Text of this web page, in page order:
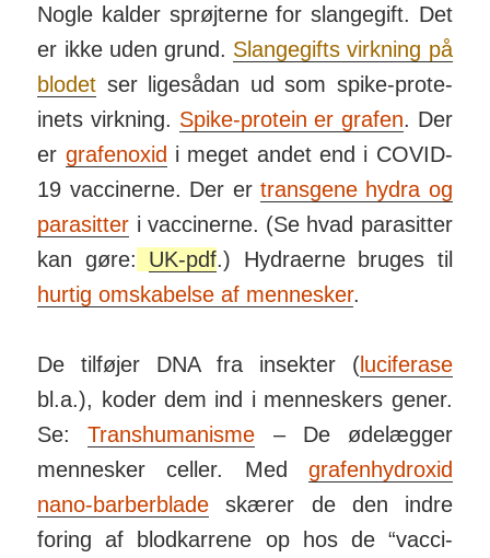
Nogle kalder sprøjterne for slan­ge­gift. Det
er ikke uden grund. Slange­gifts virk­ning på
blodet ser lige­sådan ud som spike-prote­
inets virk­ning. Spike-protein er grafen. Der
er gra­fen­oxid i meget andet end i COVID-
19 vac­ci­nerne. Der er trans­gene hydra og
para­sitter i vac­ci­nerne. (Se hvad para­sitter
kan gøre:
UK-pdf.) Hydra­erne bruges til
hurtig om­skab­else af men­nesker.
De tilføjer DNA fra insekter (luci­ferase
bl.a.), koder dem ind i men­neskers gener.
Se:Trans­hu­ma­nisme – De øde­lægger
men­nesker celler. Med grafen­hy­droxid
nano-bar­ber­blade skærer de den indre
foring af blod­kar­rene op hos de “vac­ci­